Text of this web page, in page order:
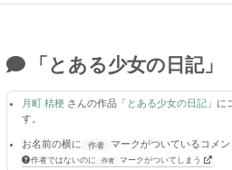
「とある少女の日記」
月町 桔梗 さんの作品「 とある少女の日記」に
す。
お名前の横に マークがついているコメン
作者ではないのに マークがついてしまう